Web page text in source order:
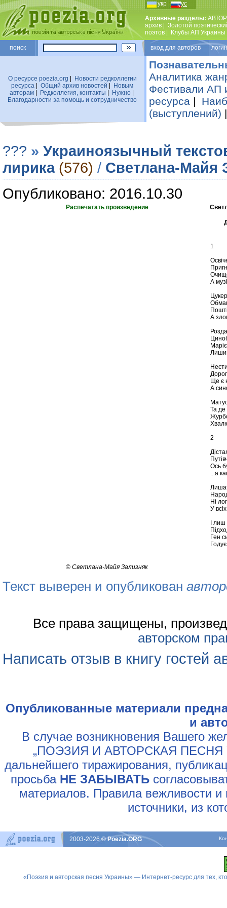
укр рус
Архивные разделы:
архив
Золотой
поэтов
Клубы АП Украины
поиск вход для авторов
О ресурсе poezia.org
Новости редколлегии
ресурса
Общий архив новостей
Новым
авторам| Редколлегия, контакты Нужно|
Благодарности за помощь и сотрудничество
Аналитика
Фестивали АП
ресурса |
(выступлений)
??? » Украиноязычный
лирика (576) / Светлана-Майя
Опубликовано: 2016.10.30
Распечатать произведение
1
А
А
Ще є
А
Та де
2
Ось
...а
Ні
У
І
Ген
© Светлана-Майя Зализняк
Текст выверен и опубликован
Все права защищены,
авторском
Написать отзыв в книгу гостей
Опубликованные материали
и
В случае возникновения Вашего
„ПОЭЗИЯ И АВТОРСКАЯ ПЕСНЯ
дальнейшего тиражирования,
просьба НЕ ЗАБЫВАТЬ
материалов. Правила вежливости и
источники, из
2003-2026© Poezia.ORG
«Поэзия и авторская песня Украины» — Интернет-ресурс для тех,